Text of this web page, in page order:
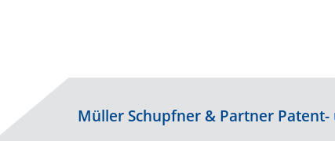
Müller Schupfner & Partner